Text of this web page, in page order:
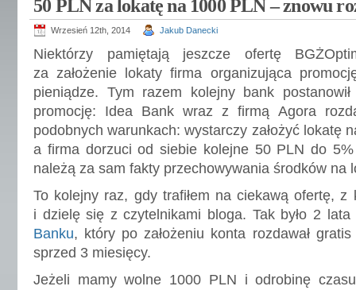
50 PLN za lokatę na 1000 PLN – znowu
Wrzesień 12th, 2014 Jakub Danecki
Niektórzy pamiętają jeszcze ofertę
za założenie lokaty firma organizująca
pieniądze. Tym razem kolejny bank
promocję: Idea Bank wraz z firmą Agora
podobnych warunkach: wystarczy założyć lokatę
a firma dorzuci od siebie kolejne 50 PLN do
należą za sam fakty przechowywania środków na
To kolejny raz, gdy trafiłem na ciekawą ofertę, z
i dzielę się z czytelnikami bloga. Tak było 2
Banku, który po założeniu konta rozdawał
sprzed 3 miesięcy.
Jeżeli mamy wolne 1000 PLN i odrobinę